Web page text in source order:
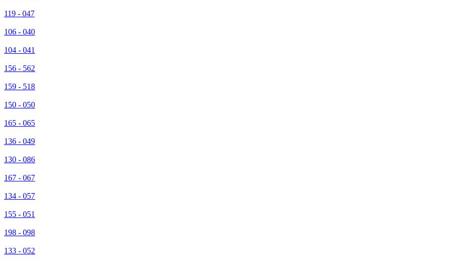
119 - 047
106 - 040
104 - 041
156 - 562
159 - 518
150 - 050
165 - 065
136 - 049
130 - 086
167 - 067
134 - 057
155 - 051
198 - 098
133 - 052